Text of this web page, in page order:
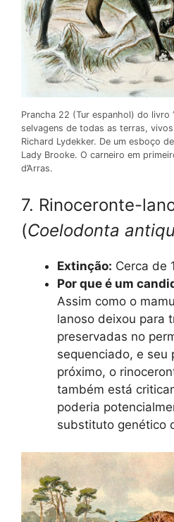
Prancha 22 (Tur espanhol) do livro
selvagens de todas as terras,
Richard Lydekker. De um esboço
Lady Brooke. O carneiro em
d’Arras.
7. Rinoceronte-
(Coelodonta
Extinção: Cerca de
Por que é um
Assim como o
lanoso deixou para
preservadas no
sequenciado, e seu
próximo, o
também está
poderia
substituto genético